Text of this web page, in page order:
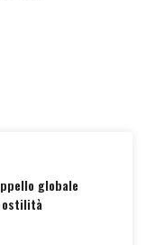
globale
ostilità